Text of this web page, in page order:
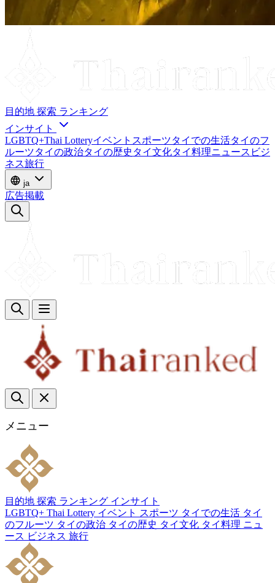
目的地 探索 ランキング
インサイト
LGBTQ+Thai Lotteryイベント スポーツタイでの生活タイのフ
ルーツタイの政治タイの歴史 タイ文化タイ料理ニュース ビジ
ネス旅行
ja
広告掲載
メニュー
目的地 探索 ランキング インサイト
LGBTQ+ Thai Lottery イベント スポーツ タイでの生活 タイ
のフルーツ タイの政治 タイの歴史 タイ文化 タイ料理 ニュ
ース ビジネス 旅行